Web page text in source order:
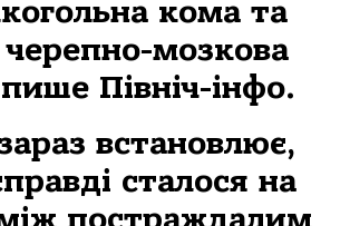
кома та
мозкова
Північ-інфо.
встановлює,
сталося на